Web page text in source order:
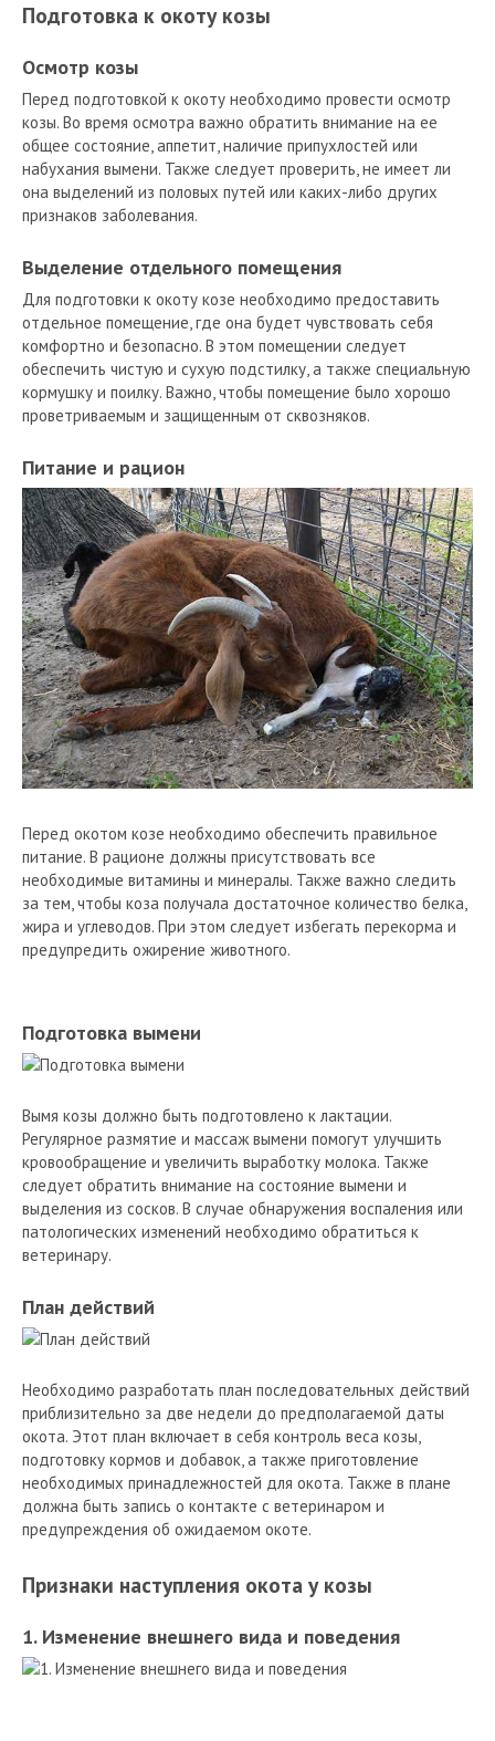
Подготовка к окоту козы
Осмотр козы
Перед подготовкой к окоту необходимо провести осмотр
козы. Во время осмотра важно обратить внимание на ее
общее состояние, аппетит, наличие припухлостей или
набухания вымени. Также следует проверить, не имеет ли
она выделений из половых путей или каких-либо других
признаков заболевания.
Выделение отдельного помещения
Для подготовки к окоту козе необходимо предоставить
отдельное помещение, где она будет чувствовать себя
комфортно и безопасно. В этом помещении следует
обеспечить чистую и сухую подстилку, а также специальную
кормушку и поилку. Важно, чтобы помещение было хорошо
проветриваемым и защищенным от сквозняков.
Питание и рацион
Перед окотом козе необходимо обеспечить правильное
питание. В рационе должны присутствовать все
необходимые витамины и минералы. Также важно следить
за тем, чтобы коза получала достаточное количество белка,
жира и углеводов. При этом следует избегать перекорма и
предупредить ожирение животного.
Подготовка вымени
Вымя козы должно быть подготовлено к лактации.
Регулярное размятие и массаж вымени помогут улучшить
кровообращение и увеличить выработку молока. Также
следует обратить внимание на состояние вымени и
выделения из сосков. В случае обнаружения воспаления или
патологических изменений необходимо обратиться к
ветеринару.
План действий
Необходимо разработать план последовательных действий
приблизительно за две недели до предполагаемой даты
окота. Этот план включает в себя контроль веса козы,
подготовку кормов и добавок, а также приготовление
необходимых принадлежностей для окота. Также в плане
должна быть запись о контакте с ветеринаром и
предупреждения об ожидаемом окоте.
Признаки наступления окота у козы
1. Изменение внешнего вида и поведения